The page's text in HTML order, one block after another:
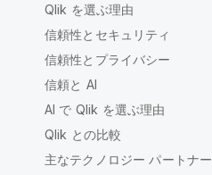
Qlik を選ぶ理由
信頼性とセキュリティ
信頼性とプライバシー
信頼と AI
AI で Qlik を選ぶ理由
Qlik との比較
主なテクノロジー パートナー